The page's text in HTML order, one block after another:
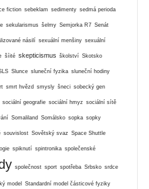
fiction sebeklam sedimenty sedmá perioda
sekularismus šelmy Semjorka R7 Senát
násilí sexuální menšiny sexuální
šíité skepticismus školství Skotsko
Slunce sluneční fyzika sluneční hodiny
smrt hvězd smysly šneci sobecký gen
sociální geografie sociální hmyz sociální sítě
Somaliland Somálsko sopka sopky
souvislost Sovětský svaz Space Shuttle
spiknutí spintronika společenské
společnost sport spotřeba Srbsko srdce
model Standardní model částicové fyziky